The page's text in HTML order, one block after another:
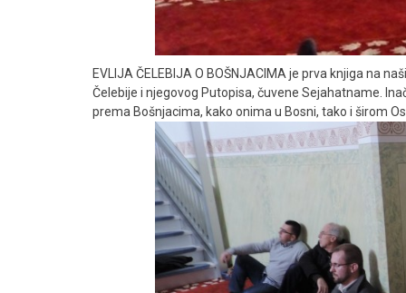
EVLIJA ČELEBIJA O BOŠNJACIMA je prva knjiga na
Čelebije i njegovog Putopisa, čuvene Sejahatname.
prema Bošnjacima, kako onima u Bosni, tako i širom